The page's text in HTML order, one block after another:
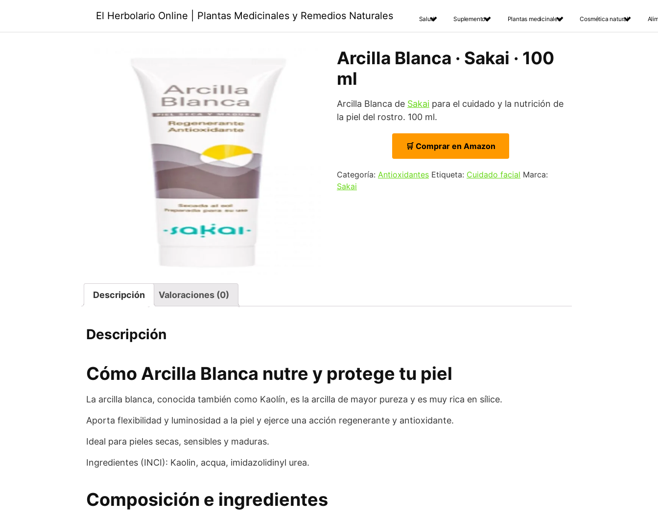
El Herbolario Online | Plantas Medicinales y Remedios Naturales Salud Suplementos Plantas medicinales Cosmética natural
Arcilla Blanca · Sakai · 100
ml
Arcilla Blanca de Sakai para el cuidado y la nutrición de
la piel del rostro. 100 ml.
🛒 Comprar en Amazon
Categoría: Antioxidantes Etiqueta: Cuidado facial Marca:
Sakai
Descripción Valoraciones (0)
Descripción
Cómo Arcilla Blanca nutre y protege tu piel
La arcilla blanca, conocida también como Kaolín, es la arcilla de mayor pureza y es muy rica en sílice.
Aporta flexibilidad y luminosidad a la piel y ejerce una acción regenerante y antioxidante.
Ideal para pieles secas, sensibles y maduras.
Ingredientes (INCI): Kaolin, acqua, imidazolidinyl urea.
Composición e ingredientes